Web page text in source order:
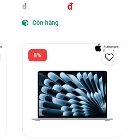
đ
đ
Còn hàng
8%